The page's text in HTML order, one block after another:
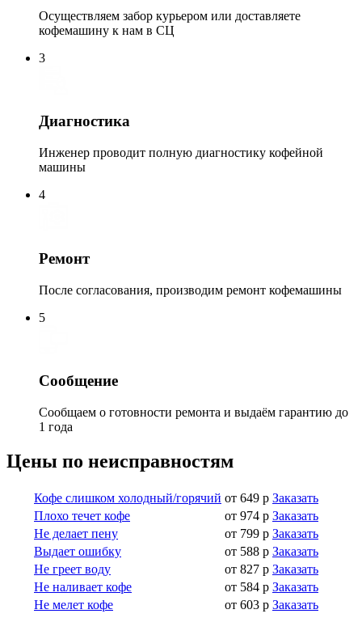
Осуществляем забор курьером или доставляете
кофемашину к нам в СЦ
3
Диагностика
Инженер проводит полную диагностику кофейной
машины
4
Ремонт
После согласования, производим ремонт кофемашины
5
Сообщение
Сообщаем о готовности ремонта и выдаём гарантию до
1 года
Цены по неисправностям
Кофе слишком холодный/горячий от 649 р Заказать
Плохо течет кофе
от 974 р Заказать
Не делает пену
от 799 р Заказать
Выдает ошибку
от 588 р Заказать
Не греет воду
от 827 р Заказать
Не наливает кофе
от 584 р Заказать
Не мелет кофе
от 603 р Заказать